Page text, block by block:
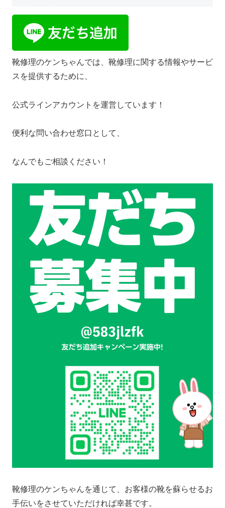
靴修理のケンちゃんでは、靴修理に関する情報やサービ
スを提供するために、
公式ラインアカウントを運営しています！
便利な問い合わせ窓口として、
なんでもご相談ください！
靴修理のケンちゃんを通じて、お客様の靴を蘇らせるお
手伝いをさせていただければ幸甚です。